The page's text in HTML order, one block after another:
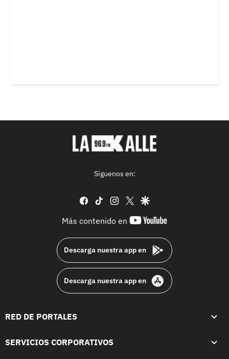
Síguenos en:
facebook
tiktok instagram
twittergoogle
Más contenido en
youtube-
Descarga nuestra app en
Descarga nuestra app en
RED DE PORTALES
SERVICIOS CORPORATIVOS